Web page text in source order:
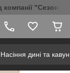
компанії "Сезон
Насіння дині та